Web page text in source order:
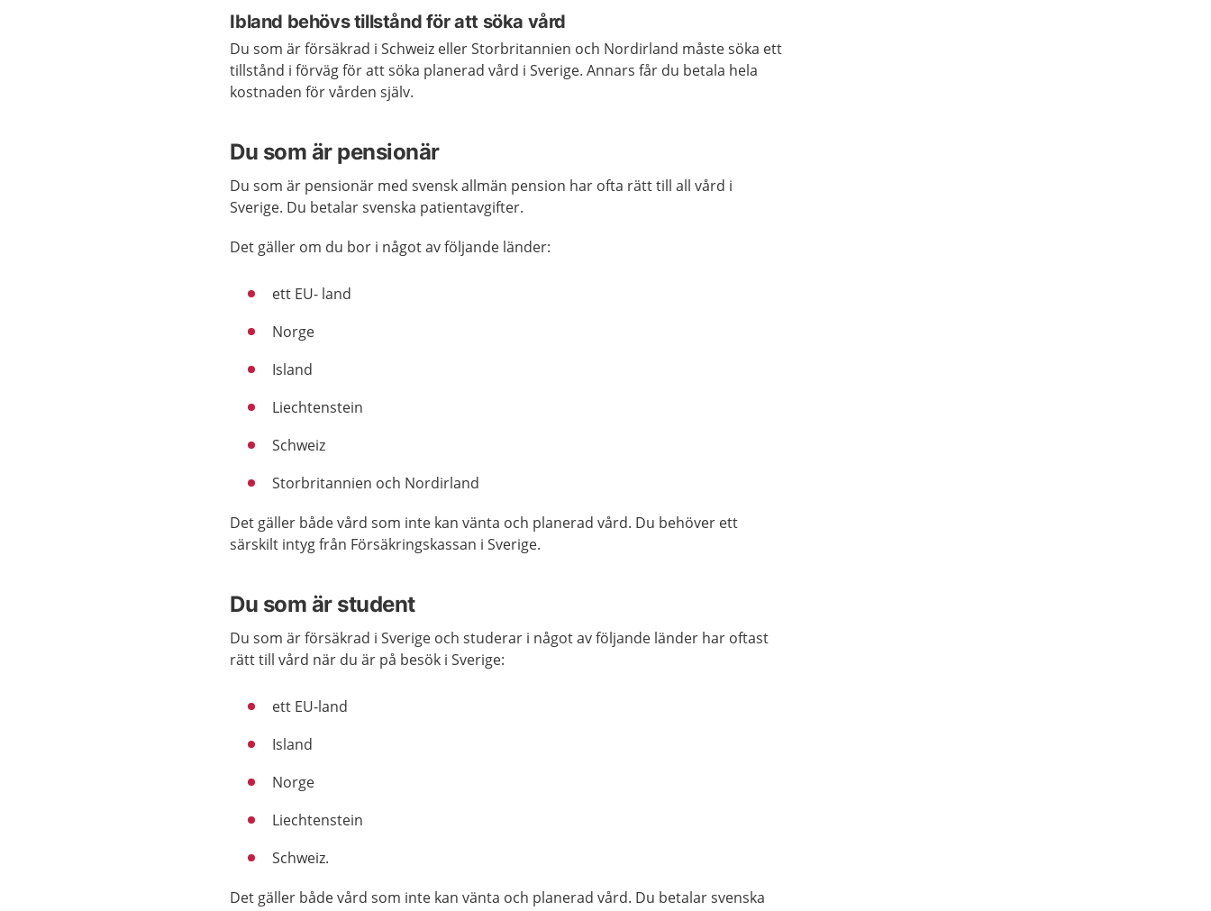
Ibland behövs tillstånd för att söka vård
Du som är försäkrad i Schweiz eller Storbritannien och Nordirland måste söka ett
tillstånd i förväg för att söka planerad vård i Sverige. Annars får du betala hela
kostnaden för vården själv.
Du som är pensionär
Du som är pensionär med svensk allmän pension har ofta rätt till all vård i
Sverige. Du betalar svenska patientavgifter.
Det gäller om du bor i något av följande länder:
ett EU- land
Norge
Island
Liechtenstein
Schweiz
Storbritannien och Nordirland
Det gäller både vård som inte kan vänta och planerad vård. Du behöver ett
särskilt intyg från Försäkringskassan i Sverige.
Du som är student
Du som är försäkrad i Sverige och studerar i något av följande länder har oftast
rätt till vård när du är på besök i Sverige:
ett EU-land
Island
Norge
Liechtenstein
Schweiz.
Det gäller både vård som inte kan vänta och planerad vård. Du betalar svenska